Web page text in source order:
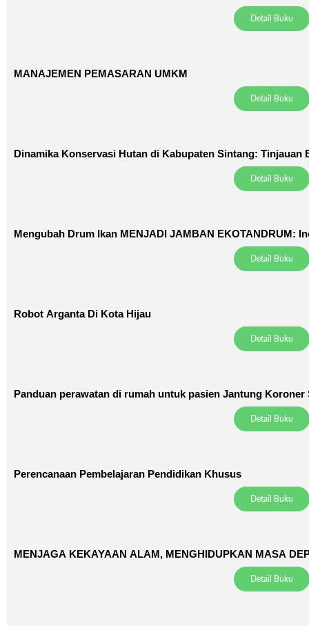
Detail Buku
MANAJEMEN PEMASARAN UMKM
Detail Buku
Dinamika Konservasi Hutan di Kabupaten Sintang:
Detail Buku
Mengubah Drum Ikan MENJADI JAMBAN EKOTANDRUM:
Detail Buku
Robot Arganta Di Kota Hijau
Detail Buku
Panduan perawatan di rumah untuk pasien Jantung
Detail Buku
Perencanaan Pembelajaran Pendidikan Khusus
Detail Buku
MENJAGA KEKAYAAN ALAM, MENGHIDUPKAN MASA
Detail Buku